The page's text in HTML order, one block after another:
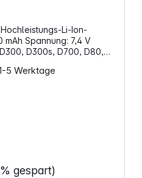
Li-Ion-
D300s, D700, D80,
5 Werktage
gespart)